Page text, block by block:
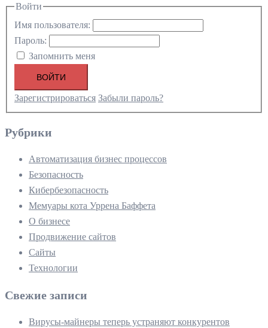
Войти
Имя пользователя:
Пароль:
Запомнить меня
ВОЙТИ
Зарегистрироваться Забыли пароль?
Рубрики
Автоматизация бизнес процессов
Безопасность
Кибербезопасность
Мемуары кота Уррена Баффета
О бизнесе
Продвижение сайтов
Сайты
Технологии
Свежие записи
Вирусы-майнеры теперь устраняют конкурентов